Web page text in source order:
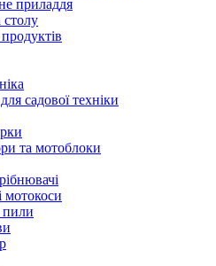
приладдя
столу
садової техніки
та мотоблоки
мотокоси
пили